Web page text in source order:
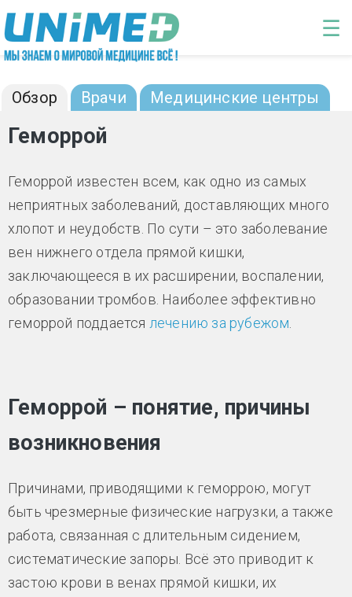
Перейти к основному содержанию
☰
Геморрой: диагностика и лечение
Обзор Врачи Медицинские центры
Геморрой
Геморрой известен всем, как одно из самых
неприятных заболеваний, доставляющих много
хлопот и неудобств. По сути – это заболевание
вен нижнего отдела прямой кишки,
заключающееся в их расширении, воспалении,
образовании тромбов. Наиболее эффективно
геморрой поддается лечению за рубежом
Геморрой – понятие, причины
возникновения
Причинами, приводящими к геморрою, могут
быть чрезмерные физические нагрузки, а также
работа, связанная с длительным сидением,
систематические запоры. Всё это приводит к
застою крови в венах прямой кишки, их